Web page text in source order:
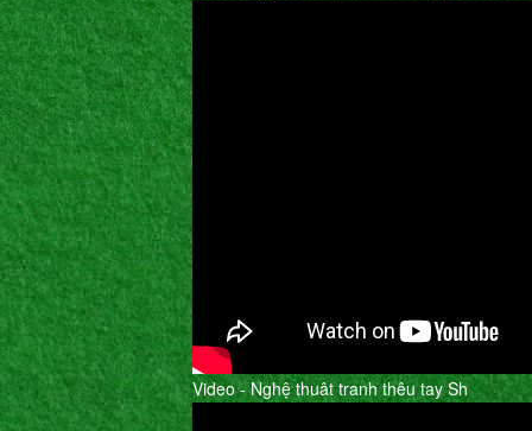
Video - Nghệ thuât tranh thêu tay Sh